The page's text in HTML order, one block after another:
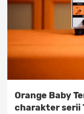
Orange Baby
charakter serii